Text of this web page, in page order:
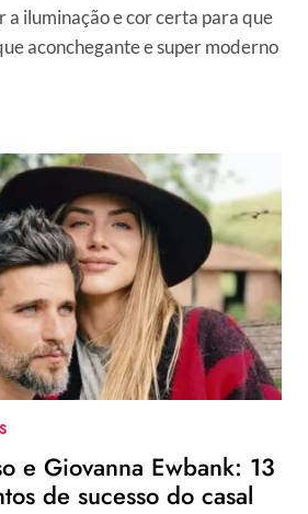
a iluminação e cor certa para que
aconchegante e super moderno
e Giovanna Ewbank: 13
de sucesso do casal